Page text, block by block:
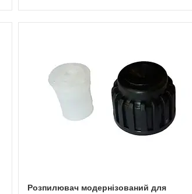
Розпилювач модернізований для